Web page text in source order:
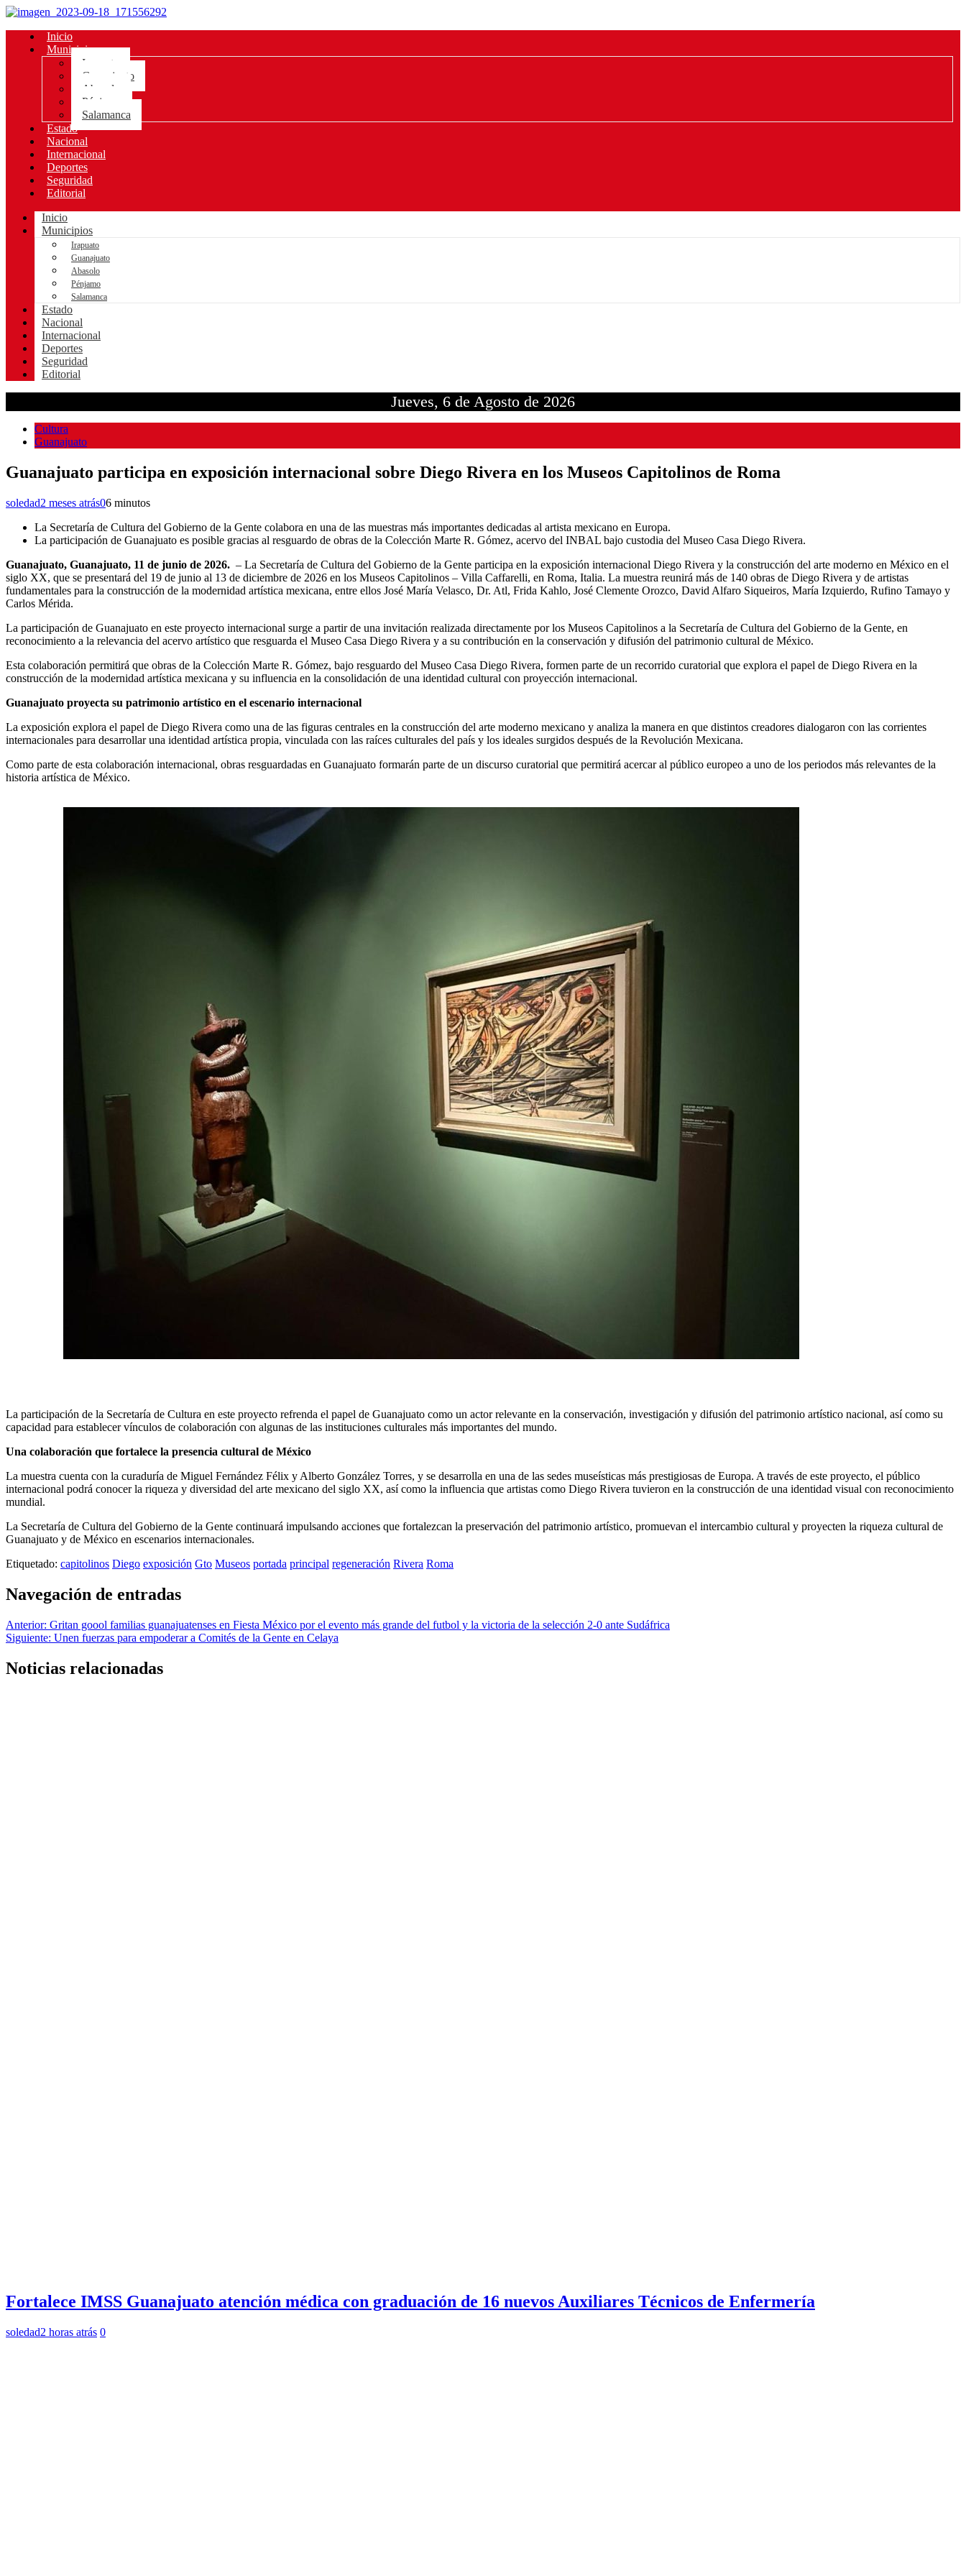
Inicio
Municipios
Irapuato
Guanajuato
Abasolo
Pénjamo
Salamanca
Estado
Nacional
Internacional
Deportes
Seguridad
Editorial
Inicio
Municipios
Irapuato
Guanajuato
Abasolo
Pénjamo
Salamanca
Estado
Nacional
Internacional
Deportes
Seguridad
Editorial
Jueves, 6 de Agosto de 2026
Cultura
Guanajuato
Guanajuato participa en exposición internacional sobre Diego Rivera en los Museos Capitolinos de Roma
soledad2 meses atrás06 minutos
La Secretaría de Cultura del Gobierno de la Gente colabora en una de las muestras más importantes dedicadas al artista mexicano en Europa.
La participación de Guanajuato es posible gracias al resguardo de obras de la Colección Marte R. Gómez, acervo del INBAL bajo custodia del Museo Casa Diego Rivera.
Guanajuato, Guanajuato, 11 de junio de 2026. – La Secretaría de Cultura del Gobierno de la Gente participa en la exposición internacional Diego Rivera y la construcción del arte moderno en México en el
siglo XX, que se presentará del 19 de junio al 13 de diciembre de 2026 en los Museos Capitolinos – Villa Caffarelli, en Roma, Italia. La muestra reunirá más de 140 obras de Diego Rivera y de artistas
fundamentales para la construcción de la modernidad artística mexicana, entre ellos José María Velasco, Dr. Atl, Frida Kahlo, José Clemente Orozco, David Alfaro Siqueiros, María Izquierdo, Rufino Tamayo y
Carlos Mérida.
La participación de Guanajuato en este proyecto internacional surge a partir de una invitación realizada directamente por los Museos Capitolinos a la Secretaría de Cultura del Gobierno de la Gente, en
reconocimiento a la relevancia del acervo artístico que resguarda el Museo Casa Diego Rivera y a su contribución en la conservación y difusión del patrimonio cultural de México.
Esta colaboración permitirá que obras de la Colección Marte R. Gómez, bajo resguardo del Museo Casa Diego Rivera, formen parte de un recorrido curatorial que explora el papel de Diego Rivera en la
construcción de la modernidad artística mexicana y su influencia en la consolidación de una identidad cultural con proyección internacional.
Guanajuato proyecta su patrimonio artístico en el escenario internacional
La exposición explora el papel de Diego Rivera como una de las figuras centrales en la construcción del arte moderno mexicano y analiza la manera en que distintos creadores dialogaron con las corrientes
internacionales para desarrollar una identidad artística propia, vinculada con las raíces culturales del país y los ideales surgidos después de la Revolución Mexicana.
Como parte de esta colaboración internacional, obras resguardadas en Guanajuato formarán parte de un discurso curatorial que permitirá acercar al público europeo a uno de los periodos más relevantes de la
historia artística de México.
La participación de la Secretaría de Cultura en este proyecto refrenda el papel de Guanajuato como un actor relevante en la conservación, investigación y difusión del patrimonio artístico nacional, así como su
capacidad para establecer vínculos de colaboración con algunas de las instituciones culturales más importantes del mundo.
Una colaboración que fortalece la presencia cultural de México
La muestra cuenta con la curaduría de Miguel Fernández Félix y Alberto González Torres, y se desarrolla en una de las sedes museísticas más prestigiosas de Europa. A través de este proyecto, el público
internacional podrá conocer la riqueza y diversidad del arte mexicano del siglo XX, así como la influencia que artistas como Diego Rivera tuvieron en la construcción de una identidad visual con reconocimiento
mundial.
La Secretaría de Cultura del Gobierno de la Gente continuará impulsando acciones que fortalezcan la preservación del patrimonio artístico, promuevan el intercambio cultural y proyecten la riqueza cultural de
Guanajuato y de México en escenarios internacionales.
Etiquetado: capitolinos Diego exposición Gto Museos portada principal regeneración Rivera Roma
Navegación de entradas
Anterior: Gritan goool familias guanajuatenses en Fiesta México por el evento más grande del futbol y la victoria de la selección 2-0 ante Sudáfrica
Siguiente: Unen fuerzas para empoderar a Comités de la Gente en Celaya
Noticias relacionadas
Fortalece IMSS Guanajuato atención médica con graduación de 16 nuevos Auxiliares Técnicos de Enfermería
soledad2 horas atrás 0